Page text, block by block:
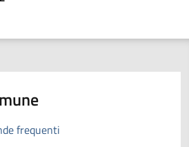
frequenti